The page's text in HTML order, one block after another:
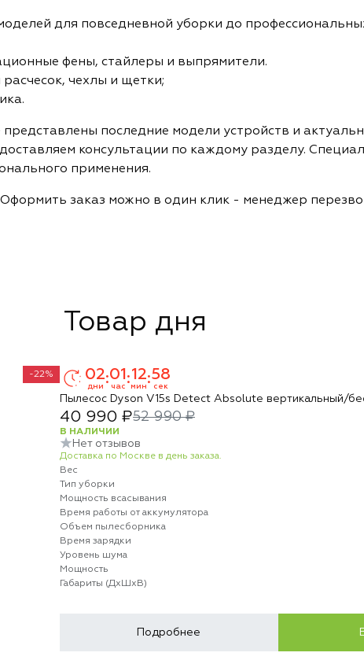
для повседневной уборки до
фены, стайлеры и выпрямители.
чехлы и щетки;
представлены последние модели устройств и
консультации по каждому разделу.
применения.
заказ можно в один клик - менеджер
Товар дня
-22% 02
дни :01
час :12
мин :57
сек
Пылесос Dyson V15s Detect Absolute вертикальный/
40 990 ₽52 990 ₽
В НАЛИЧИИ
Нет отзывов
Доставка по Москве в день заказа.
Вес
Тип уборки
Мощность всасывания
Время работы от аккумулятора
Объем пылесборника
Время зарядки
Уровень шума
Мощность
Габариты (ДхШхВ)
Подробнее